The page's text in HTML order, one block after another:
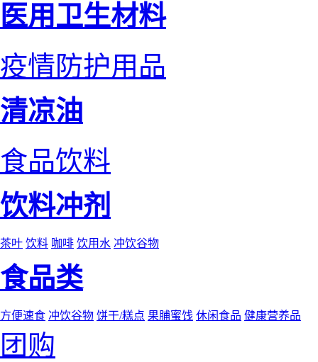
医用卫生材料
疫情防护用品
清凉油
食品饮料
饮料冲剂
茶叶 饮料 咖啡 饮用水 冲饮谷物
食品类
方便速食 冲饮谷物 饼干/糕点 果脯蜜饯 休闲食品 健康营养品
团购